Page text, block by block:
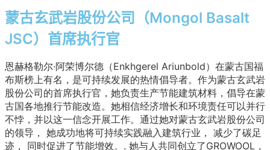
蒙古玄武岩股份公司（Mongol Basalt
JSC）首席执行官
恩赫格勒尔·阿荣博尔德（Enkhgerel Ariunbold）在蒙古国福
布斯榜上有名，是可持续发展的热情倡导者。作为蒙古玄武岩
股份公司的首席执行官，她负责生产节能建筑材料，倡导在蒙
古国各地推行节能改造。她相信经济增长和环境责任可以并行
不悖，并以这一信念开展工作。通过她对蒙古玄武岩股份公司
的领导， 她成功地将可持续实践融入建筑行业， 减少了碳足
迹，
同时促进了节能增效。 . 她与人共同创立了GROWOOL，